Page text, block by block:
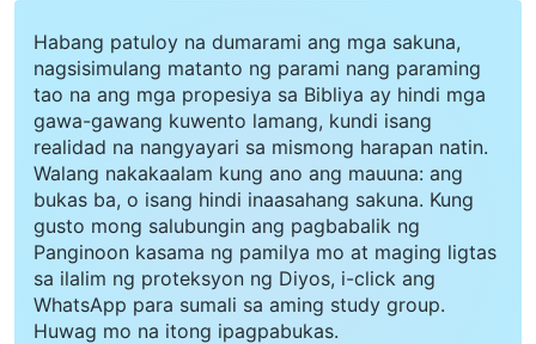
Habang patuloy na dumarami ang mga sakuna,
nagsisimulang matanto ng parami nang paraming
tao na ang mga propesiya sa Bibliya ay hindi mga
gawa-gawang kuwento lamang, kundi isang
realidad na nangyayari sa mismong harapan natin.
Walang nakakaalam kung ano ang mauuna: ang
bukas ba, o isang hindi inaasahang sakuna. Kung
gusto mong salubungin ang pagbabalik ng
Panginoon kasama ng pamilya mo at maging ligtas
sa ilalim ng proteksyon ng Diyos, i-click ang
WhatsApp para sumali sa aming study group.
Huwag mo na itong ipagpabukas.